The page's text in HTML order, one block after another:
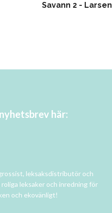
Savann 2 - Larsen
här:
leksaksdistributör och
leksaker och inredning för
och ekovänligt!